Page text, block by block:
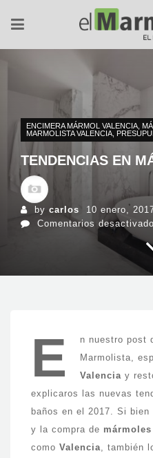
ENCIMERA MÁRMOL VALENCIA
MARMOLISTA VALENCIA
TENDENCIAS EN
by carlos
10 enero,
Comentarios
E
n nuestro post
Marmolista,
Valencia y
explicaros las nuevas
baños en el 2017. Si
y la compra de mármoles
como Valencia, también